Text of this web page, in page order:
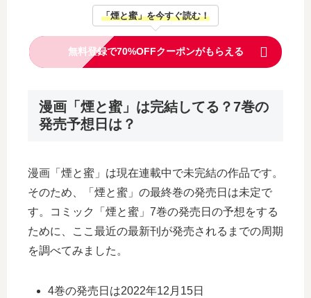
「煙と蜜」を今すぐ読む！
無料登録で70%OFFクーポンがもらえる
漫画「煙と蜜」は完結してる？7巻の
発売予想日は？
漫画「煙と蜜」は現在連載中で未完結の作品です。
そのため、「煙と蜜」の最終巻の発売日は未定で
す。コミック「煙と蜜」7巻の発売日の予想をする
ために、ここ最近の最新刊が発売されるまでの周期
を調べてみました。
4巻の発売日は2022年12月15日